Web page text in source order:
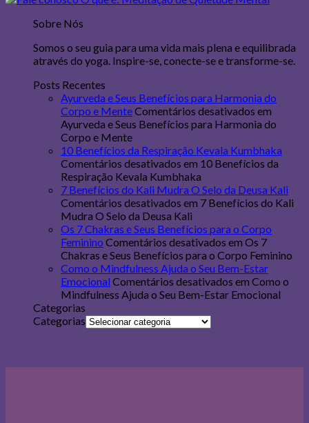
Sobre Nós
Somos o seu guia para uma vida mais plena e equilibrada
através do yoga. Inspire-se, conecte-se e transforme-se.
Posts Recentes
Ayurveda e Seus Benefícios para Harmonia do
Corpo e MenteComentários desativados em
Ayurveda e Seus Benefícios para Harmonia do
Corpo e Mente
10 Benefícios da Respiração Kevala Kumbhaka
Comentários desativados em 10 Benefícios da
Respiração Kevala Kumbhaka
7 Benefícios do Kali Mudra O Selo da Deusa Kali
Comentários desativados em 7 Benefícios do Kali
Mudra O Selo da Deusa Kali
Os 7 Chakras e Seus Benefícios para o Corpo
Feminino Comentários desativados em Os 7
Chakras e Seus Benefícios para o Corpo Feminino
Como o Mindfulness Ajuda o Seu Bem-Estar
Emocional Comentários desativados em Como o
Mindfulness Ajuda o Seu Bem-Estar Emocional
Categorias
Categorias